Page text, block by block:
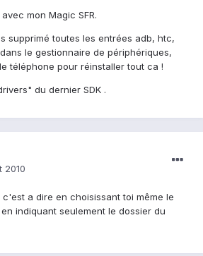
mon Magic SFR.
supprimé toutes les entrées adb, htc,
le gestionnaire de périphériques,
téléphone pour réinstaller tout ca !
du dernier SDK .
2010
a dire en choisissant toi même le
indiquant seulement le dossier du